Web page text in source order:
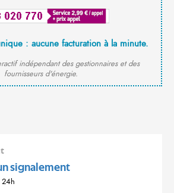
: aucune facturation à la minute.
indépendant des gestionnaires et des
fournisseurs d'énergie.
signalement
24h